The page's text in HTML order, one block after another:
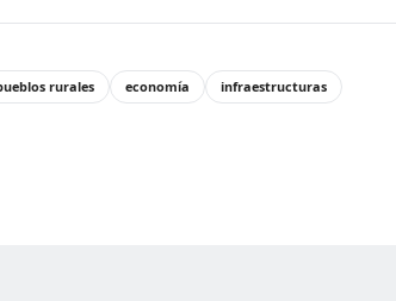
rurales economía infraestructuras